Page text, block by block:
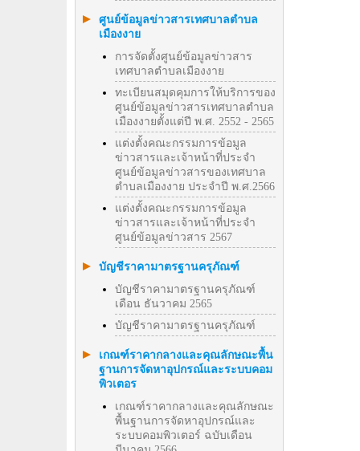
ศูนย์ข้อมูลข่าวสารเทศบาลตำบล
เมืองงาย
การจัดตั้งศูนย์ข้อมูลข่าวสาร
เทศบาลตำบลเมืองงาย
ทะเบียนสมุดคุมการให้บริการของ
ศูนย์ข้อมูลข่าวสารเทศบาลตำบล
เมืองงายตั้งแต่ปี พ.ศ. 2552 - 2565
แต่งตั้งคณะกรรมการข้อมูล
ข่าวสารและเจ้าหน้าที่ประจำ
ศูนย์ข้อมูลข่าวสารของเทศบาล
ตำบลเมืองงาย ประจำปี พ.ศ.2566
แต่งตั้งคณะกรรมการข้อมูล
ข่าวสารและเจ้าหน้าที่ประจำ
ศูนย์ข้อมูลข่าวสาร 2567
บัญชีราคามาตรฐานครุภัณฑ์
บัญชีราคามาตรฐานครุภัณฑ์
เดือน ธันวาคม 2565
บัญชีราคามาตรฐานครุภัณฑ์
เกณฑ์ราคากลางและคุณลักษณะพื้น
ฐานการจัดหาอุปกรณ์และระบบคอม
พิวเตอร
เกณฑ์ราคากลางและคุณลักษณะ
พื้นฐานการจัดหาอุปกรณ์และ
ระบบคอมพิวเตอร์ ฉบับเดือน